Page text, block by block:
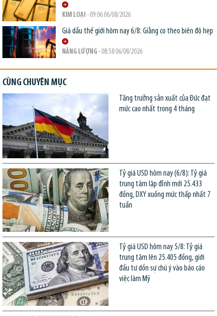
KIM LOẠI - 09:06 06/08/2026
Giá dầu thế giới hôm nay 6/8: Giằng co theo biên độ hẹp
NĂNG LƯỢNG - 08:58 06/08/2026
CÙNG CHUYÊN MỤC
Tăng trưởng sản xuất của Đức đạt
mức cao nhất trong 4 tháng
Tỷ giá USD hôm nay (6/8): Tỷ giá
trung tâm lập đỉnh mới 25.433
đồng, DXY xuống mức thấp nhất 7
tuần
Tỷ giá USD hôm nay 5/8: Tỷ giá
trung tâm lên 25.405 đồng, giới
đầu tư dồn sự chú ý vào báo cáo
việc làm Mỹ